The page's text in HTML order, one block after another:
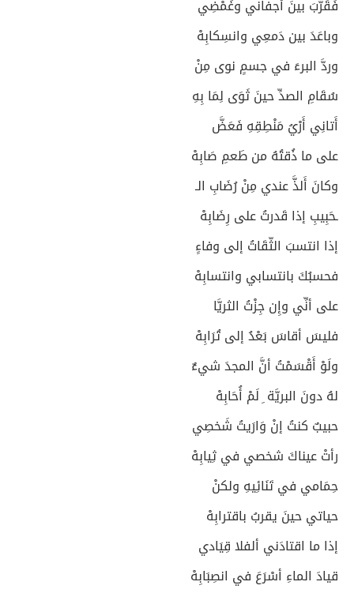
فَقَرَّبَ بينَ أَجفاني وغَمْضِي
وباعَدَ بين دَمعِي وانسِكابِهْ
وردَّ البرءَ في جسمٍ نوى مِنْ
سُقَامِ الصدِّ حينَ ثَوَى لِمَا بِهِ
أَتانِي أَرْيُ مَنْطِقِهِ فَعَضَّ
على ما ذُقتُهُ من طَعمِ صَابِهْ
وكانَ أَلذَّ عندي مِنْ رُضَابِ الـ
ـحَبِيبِ إذا قَدرتُ على رِضَابِهْ
إذا انتسبَ الثّقَاتُ إلى وفاءٍ
فحسبُكَ بانتسابي وانتسابِهْ
على أنِّي وإِن جِزْتُ الثريَّا
فليسَ أقاسَ بَعْدُ إلى تُرَابِهْ
ولَوْ أَقْسَمْتُ أنَّ المجدَ شيءٌ
لهُ دونَ البريَّة ِ لَمْ أُحَابِهْ
حبيبٌ كنتُ إنْ وَارَيتُ شَخصِي
رأتْ عيناكَ شخصي في ثِيابِهْ
حِمَامي في تَنَائِيهِ ولكنْ
حياتي حينَ يقربُ باقترابِهْ
إذا ما اقتادَني ألفلا قِيَادي
قيادَ الماءِ أسْرَعَ في انصِبَابِهْ